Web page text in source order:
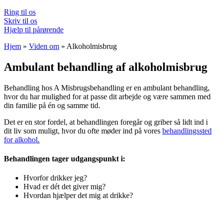
Ring til os
Skriv til os
Hjælp til pårørende
Hjem » Viden om » Alkoholmisbrug
Ambulant behandling af alkoholmisbrug
Behandling hos A Misbrugsbehandling er en ambulant behandling,
hvor du har mulighed for at passe dit arbejde og være sammen med
din familie på én og samme tid.
Det er en stor fordel, at behandlingen foregår og griber så lidt ind i
dit liv som muligt, hvor du ofte møder ind på vores behandlingssted
for alkohol.
Behandlingen tager udgangspunkt i:
Hvorfor drikker jeg?
Hvad er dét det giver mig?
Hvordan hjælper det mig at drikke?